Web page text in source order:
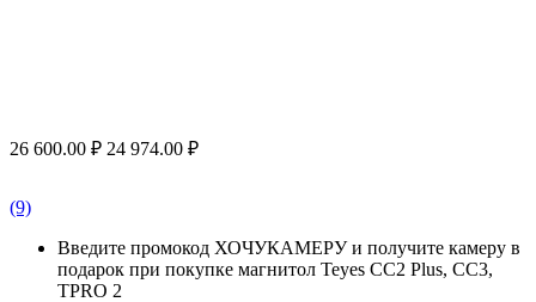
26 600.00 ₽ 24 974.00 ₽
(9)
Введите промокод ХОЧУКАМЕРУ и получите камеру в
подарок при покупке магнитол Teyes CC2 Plus, CC3,
TPRO 2